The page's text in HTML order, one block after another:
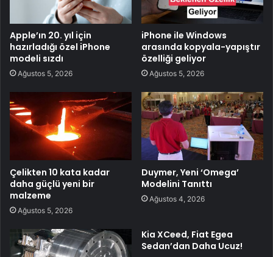
Apple’ın 20. yıl için
hazırladığı özel iPhone
modeli sızdı
Ağustos 5, 2026
iPhone ile Windows
arasında kopyala-yapıştır
özelliği geliyor
Ağustos 5, 2026
Çelikten 10 kata kadar
daha güçlü yeni bir
malzeme
Ağustos 5, 2026
Duymer, Yeni ‘Omega’
Modelini Tanıttı
Ağustos 4, 2026
Kia XCeed, Fiat Egea
Sedan’dan Daha Ucuz!